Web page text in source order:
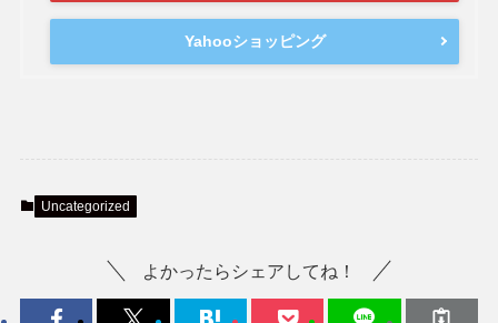
Yahooショッピング
Uncategorized
よかったらシェアしてね！